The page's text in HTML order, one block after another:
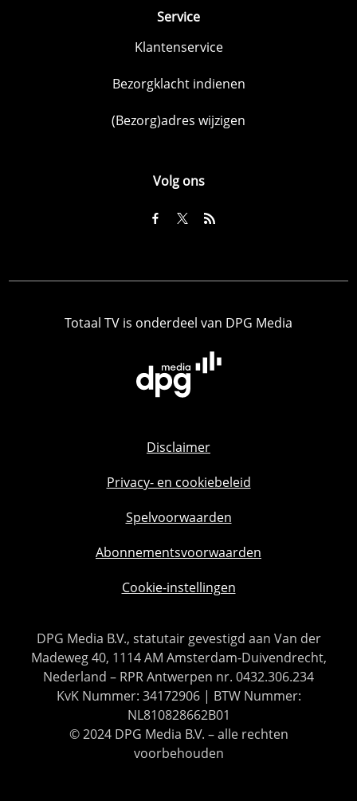
Service
Klantenservice
Bezorgklacht indienen
(Bezorg)adres wijzigen
Volg ons
Totaal TV is onderdeel van DPG Media
Disclaimer
Privacy- en cookiebeleid
Spelvoorwaarden
Abonnementsvoorwaarden
Cookie-instellingen
DPG Media B.V., statutair gevestigd aan Van der
Madeweg 40, 1114 AM Amsterdam-Duivendrecht,
Nederland – RPR Antwerpen nr. 0432.306.234
KvK Nummer: 34172906 | BTW Nummer:
NL810828662B01
© 2024 DPG Media B.V. – alle rechten
voorbehouden